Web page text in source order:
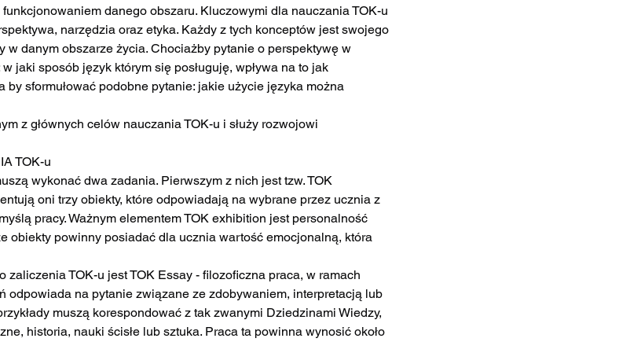
danego obszaru. Kluczowymi dla nauczania TOK-u
narzędzia oraz etyka. Każdy z tych konceptów jest swojego
w danym obszarze życia. Chociażby pytanie o perspektywę w
jaki sposób język którym się posługuję, wpływa na to jak
by sformułować podobne pytanie: jakie użycie języka można
z głównych celów nauczania TOK-u i służy rozwojowi
TOK-u
wykonać dwa zadania. Pierwszym z nich jest tzw. TOK
oni trzy obiekty, które odpowiadają na wybrane przez ucznia z
pracy. Ważnym elementem TOK exhibition jest personalność
obiekty powinny posiadać dla ucznia wartość emocjonalną, która
zaliczenia TOK-u jest TOK Essay - filozoficzna praca, w ramach
odpowiada na pytanie związane ze zdobywaniem, interpretacją lub
muszą korespondować z tak zwanymi Dziedzinami Wiedzy,
historia, nauki ścisłe lub sztuka. Praca ta powinna wynosić około